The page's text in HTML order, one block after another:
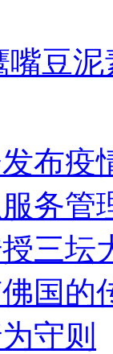
嘴豆泥
布疫
务管
三坛
国的
守则